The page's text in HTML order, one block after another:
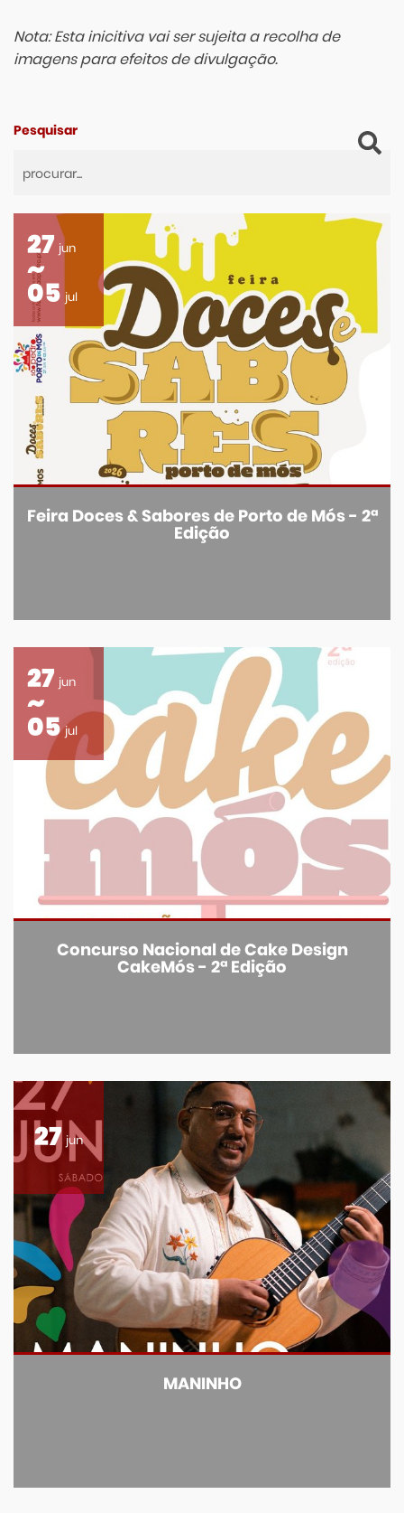
Nota: Esta inicitiva vai ser sujeita a recolha de
imagens para efeitos de divulgação.
Pesquisar
27 jun
05 jul
Feira Doces & Sabores de Porto de Mós - 2ª
Edição
27 jun
05 jul
Concurso Nacional de Cake Design
CakeMós - 2ª Edição
27 jun
MANINHO